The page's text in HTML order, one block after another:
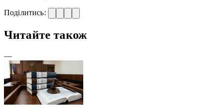
Поділитись:
Читайте також
—